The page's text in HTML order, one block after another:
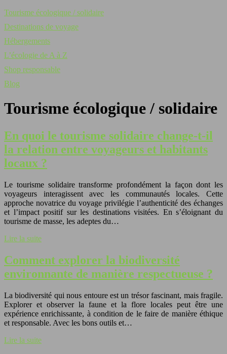
Tourisme écologique / solidaire
Destinations de voyage
Hébergements
L’écologie de A à Z
Shop responsable
Blog
Tourisme écologique / solidaire
En quoi le tourisme solidaire change-t-il
la relation entre voyageurs et habitants
locaux ?
Le tourisme solidaire transforme profondément la façon dont les
voyageurs interagissent avec les communautés locales. Cette
approche novatrice du voyage privilégie l’authenticité des échanges
et l’impact positif sur les destinations visitées. En s’éloignant du
tourisme de masse, les adeptes du…
Lire la suite
Comment explorer la biodiversité
environnante de manière respectueuse ?
La biodiversité qui nous entoure est un trésor fascinant, mais fragile.
Explorer et observer la faune et la flore locales peut être une
expérience enrichissante, à condition de le faire de manière éthique
et responsable. Avec les bons outils et…
Lire la suite